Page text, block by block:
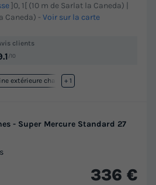
]0, 1[ (10 m de Sarlat la Caneda) |
Caneda) - Voir sur la carte
clients
/10
extérieure chauffée
+ 1
- Super Mercure Standard 27
336 €